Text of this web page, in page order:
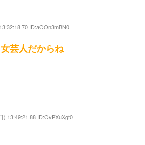
ID:aOOn3mBN0
芸人だからね
) 13:49:21.88 ID:OvPXuXgt0